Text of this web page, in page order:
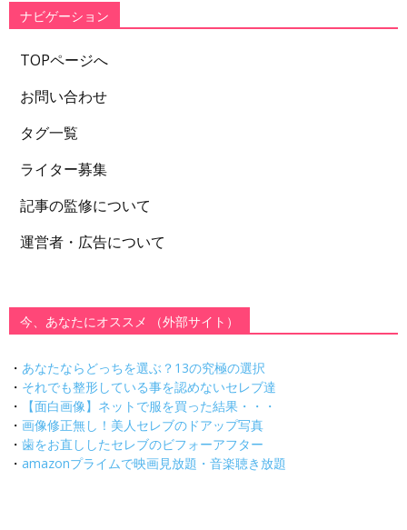
ー
ナビゲーション
TOPページへ
お問い合わせ
タグ一覧
ライター募集
記事の監修について
運営者・広告について
今、あなたにオススメ （外部サイト）
・ あなたならどっちを選ぶ？13の究極の選択
・ それでも整形している事を認めないセレブ達
・
【面白画像】ネットで服を買った結果・・・
・ 画像修正無し！美人セレブのドアップ写真
・ 歯をお直ししたセレブのビフォーアフター
・ amazonプライムで映画見放題・音楽聴き放題